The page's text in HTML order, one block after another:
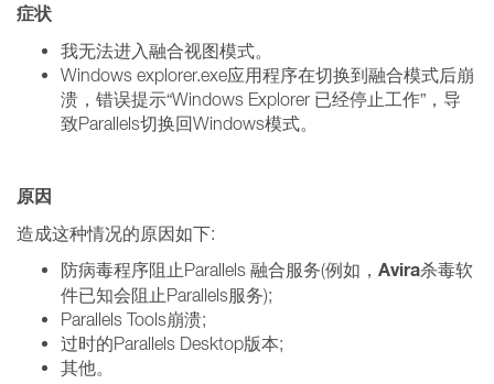
症状
我无法进入融合视图模式。
Windows explorer.exe应用程序在切换到融合模式后崩
溃，错误提示“Windows Explorer 已经停止工作”，导
致Parallels切换回Windows模式。
原因
造成这种情况的原因如下:
防病毒程序阻止Parallels 融合服务(例如， Avira杀毒软
件已知会阻止Parallels服务);
Parallels Tools崩溃;
过时的Parallels Desktop版本;
其他。